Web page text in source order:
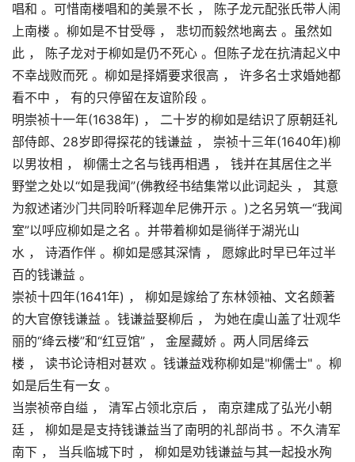
唱和 。可惜南楼唱和的美景不长 ， 陈子龙元配张氏带人闹
上南楼 。柳如是不甘受辱 ， 悲切而毅然地离去 。虽然如
此 ， 陈子龙对于柳如是仍不死心 。但陈子龙在抗清起义中
不幸战败而死 。柳如是择婿要求很高 ， 许多名士求婚她都
看不中 ， 有的只停留在友谊阶段 。
明崇祯十一年(1638年) ， 二十岁的柳如是结识了原朝廷礼
部侍郎、28岁即得探花的钱谦益 ， 崇祯十三年(1640年)柳
以男妆相 ， 柳儒士之名与钱再相遇 ， 钱并在其居住之半
野堂之处以“如是我闻”(佛教经书结集常以此词起头 ， 其意
为叙述诸沙门共同聆听释迦牟尼佛开示 。)之名另筑一“我闻
室”以呼应柳如是之名 。并带着柳如是徜徉于湖光山
水 ， 诗酒作伴 。柳如是感其深情 ， 愿嫁此时早已年过半
百的钱谦益 。
崇祯十四年(1641年) ， 柳如是嫁给了东林领袖、文名颇著
的大官僚钱谦益 。钱谦益娶柳后 ， 为她在虞山盖了壮观华
丽的“绛云楼”和“红豆馆” ， 金屋藏娇 。两人同居绛云
楼 ， 读书论诗相对甚欢 。钱谦益戏称柳如是"柳儒士" 。柳
如是后生有一女 。
当崇祯帝自缢 ， 清军占领北京后 ， 南京建成了弘光小朝
廷 ， 柳如是是支持钱谦益当了南明的礼部尚书 。不久清军
南下 ， 当兵临城下时 ， 柳如是劝钱谦益与其一起投水殉